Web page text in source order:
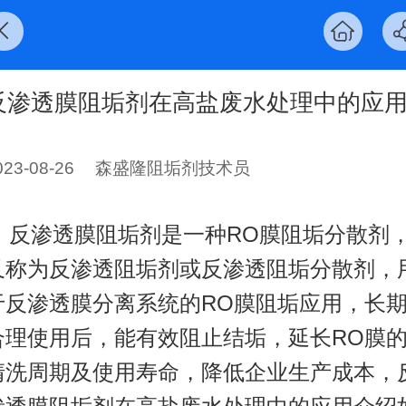
渗透膜阻垢剂在高盐废水处理中的应用
08-26 森盛隆阻垢剂技术员
反渗透膜阻垢剂是一种RO膜阻垢分散剂，
称为反渗透阻垢剂或反渗透阻垢分散剂，
反渗透膜分离系统的RO膜阻垢应用，长期
理使用后，能有效阻止结垢，延长RO膜的
洗周期及使用寿命，降低企业生产成本，